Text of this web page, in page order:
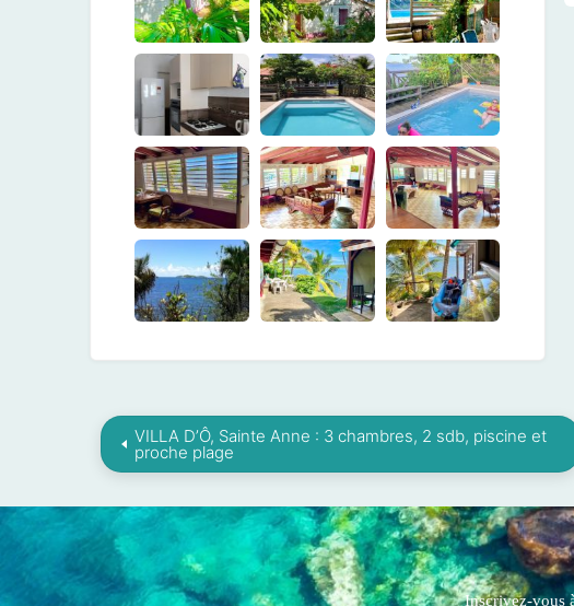
VILLA D’Ô, Sainte Anne : 3 chambres, 2 sdb, piscine et
proche plage
Inscrivez-vous